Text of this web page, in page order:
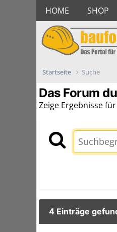
HOME SHOP
Startseite Suche
Das Forum
Zeige Ergebnisse
4 Einträge